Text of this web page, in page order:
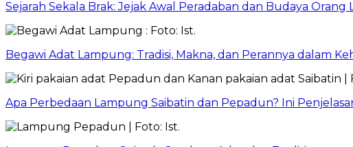
Sejarah Sekala Brak: Jejak Awal Peradaban dan Budaya Orang
Begawi Adat Lampung: Tradisi, Makna, dan Perannya dalam
Apa Perbedaan Lampung Saibatin dan Pepadun? Ini